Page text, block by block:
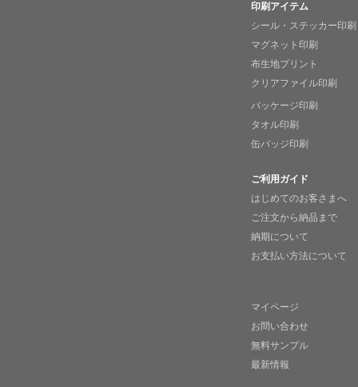
印刷アイテム
シール・ステッカー印刷
マグネット印刷
布生地プリント
クリアファイル印刷
パッケージ印刷
タオル印刷
缶バッジ印刷
ご利用ガイド
はじめてのお客さまへ
ご注文から納品まで
納期について
お支払い方法について
マイページ
お問い合わせ
無料サンプル
最新情報